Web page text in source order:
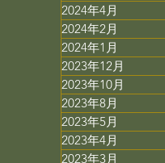
2024年4月
2024年2月
2024年1月
2023年12月
2023年10月
2023年8月
2023年5月
2023年4月
2023年3月